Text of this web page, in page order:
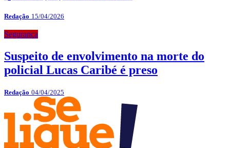
Redação 15/04/2026
Segurança
Suspeito de envolvimento na morte do
policial Lucas Caribé é preso
Redação 04/04/2025